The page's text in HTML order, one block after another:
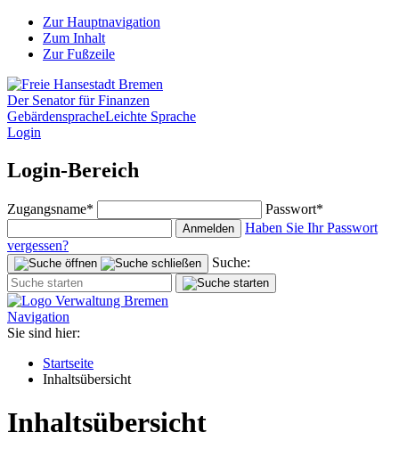
Zur Hauptnavigation
Zum Inhalt
Zur Fußzeile
Der Senator für Finanzen
GebärdenspracheLeichte Sprache
Login
Login-Bereich
Zugangsname* Passwort*
Anmelden
Haben Sie Ihr Passwort
vergessen?
Suche:
Navigation
Sie sind hier:
Startseite
Inhaltsübersicht
Inhaltsübersicht